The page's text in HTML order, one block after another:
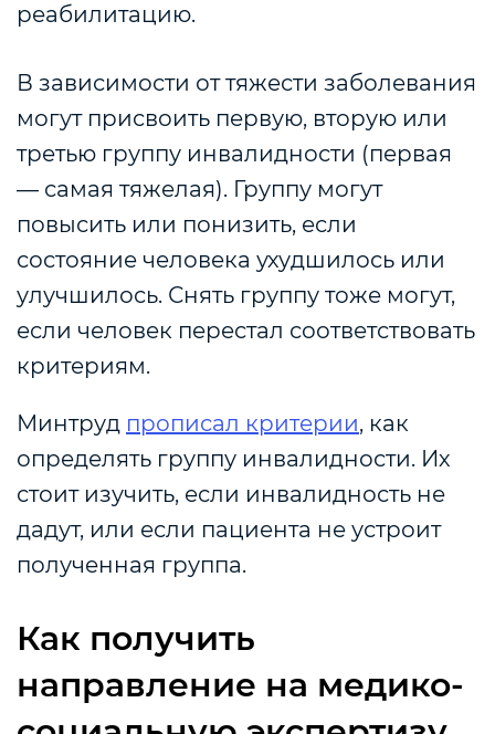
реабилитацию.
В зависимости от тяжести заболевания
могут присвоить первую, вторую или
третью группу инвалидности (первая
— самая тяжелая). Группу могут
повысить или понизить, если
состояние человека ухудшилось или
улучшилось. Снять группу тоже могут,
если человек перестал соответствовать
критериям.
Минтруд прописал критерии, как
определять группу инвалидности. Их
стоит изучить, если инвалидность не
дадут, или если пациента не устроит
полученная группа.
Как получить
направление на медико-